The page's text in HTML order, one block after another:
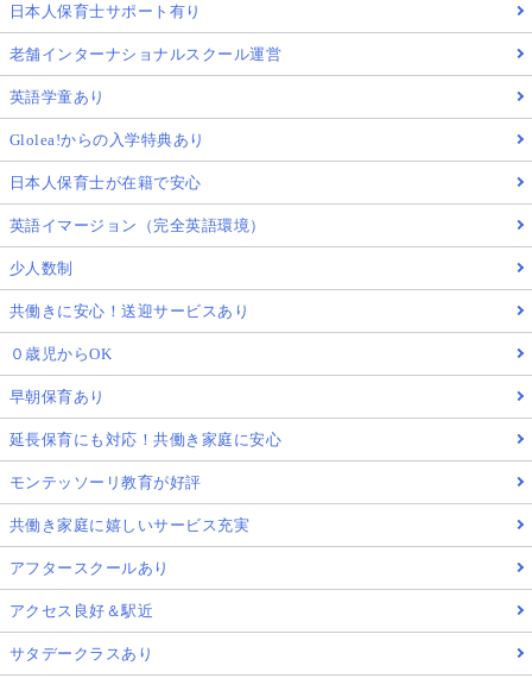
日本人保育士サポート有り
老舗インターナショナルスクール運営
英語学童あり
Glolea!からの入学特典あり
日本人保育士が在籍で安心
英語イマージョン（完全英語環境）
少人数制
共働きに安心！送迎サービスあり
０歳児からOK
早朝保育あり
延長保育にも対応！共働き家庭に安心
モンテッソーリ教育が好評
共働き家庭に嬉しいサービス充実
アフタースクールあり
アクセス良好＆駅近
サタデークラスあり